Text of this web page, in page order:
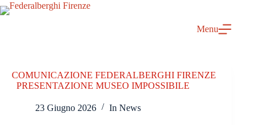
Salta
al
Menu
COMUNICAZIONE FEDERALBERGHI FIRENZE
PRESENTAZIONE MUSEO IMPOSSIBILE
23 Giugno 2026 In News